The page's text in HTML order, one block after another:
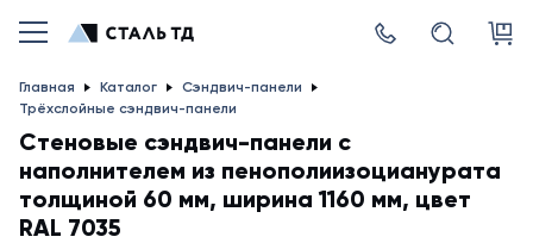
Главная Каталог
Сэндвич-панели
Трёхслойные сэндвич-панели
Стеновые сэндвич-панели с
наполнителем из пенополиизоцианурата
толщиной 60 мм, ширина 1160 мм, цвет
RAL 7035